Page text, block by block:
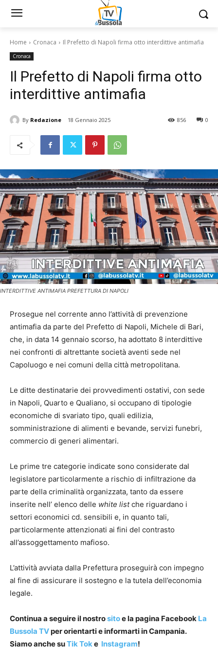
Home Cronaca Il Prefetto di Napoli firma otto interdittive antimafia
Cronaca
Il Prefetto di Napoli firma otto
interdittive antimafia
By Redazione 18 Gennaio 2025 0
856
INTERDITTIVE ANTIMAFIA PREFETTURA DI NAPOLI
Prosegue nel corrente anno l’attività di prevenzione
antimafia da parte del Prefetto di Napoli, Michele di Bari,
che, in data 14 gennaio scorso, ha adottato 8 interdittive
nei confronti di altrettante società aventi sede nel
Capoluogo e nei comuni della città metropolitana.
Le ditte destinatarie dei provvedimenti ostativi, con sede
in Napoli, Quarto e Qualiano, si occupano di tipologie
economiche di svariato tipo, quali edilizia,
somministrazione di alimenti e bevande, servizi funebri,
commercio di generi alimentari.
Le prime tre categorie indicate sono considerate dal
legislatore particolarmente a rischio di infiltrazione da
parte della criminalità organizzata, tanto da essere
inserite nell’ elenco delle white listche riguardano i
settori economici cd. sensibili e, in quanto tali,
particolarmente attenzionati ai fini del contrasto
all’assoggettamento mafioso.
L’attività avviata dalla Prefettura proseguirà con impegno
al fine di assicurare il sostegno e la tutela dell’economia
legale.
Continua a seguire il nostrositoe la pagina Facebook La
Bussola TVper orientarti e informarti in Campania.
Siamo anche suTik Toke Instagram!